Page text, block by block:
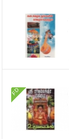
FD